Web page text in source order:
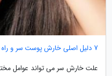
7 دلیل اصلی خارش پوست سر و راه درمان آن ها
علت خارش سر می تواند عوامل